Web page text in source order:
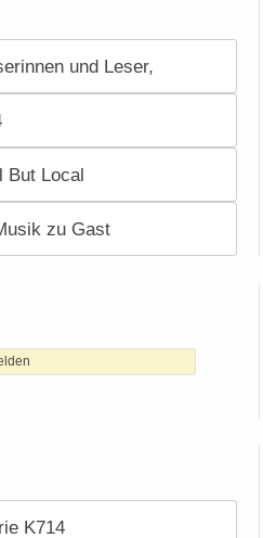
und Leser,
But Local
zu Gast
K714